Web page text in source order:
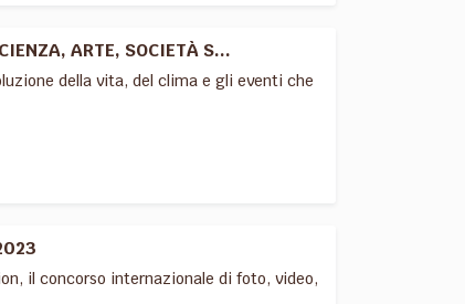
ARTE, SOCIETÀ S...
della vita, del clima e gli eventi che
il concorso internazionale di foto, video,